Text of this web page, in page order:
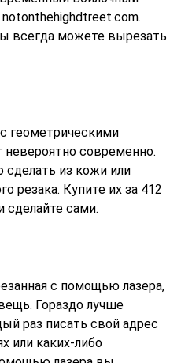
всегда можете вырезать
геометрическими
современно.
сделать из кожи или
резака. Купите их за 412
сделайте сами.
с помощью лазера,
Гораздо лучше
раз писать свой адрес
или каких-либо